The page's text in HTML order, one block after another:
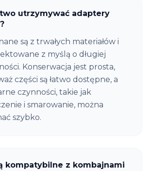
utrzymywać adaptery
są z trwałych materiałów i
z myślą o długiej
Konserwacja jest prosta,
części są łatwo dostępne, a
czynności, takie jak
i smarowanie, można
szybko.
kompatybilne z kombajnami